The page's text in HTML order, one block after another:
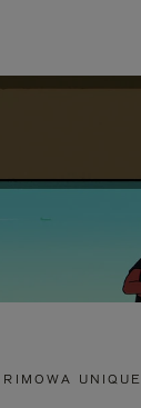
RIMOWA UNIQUE